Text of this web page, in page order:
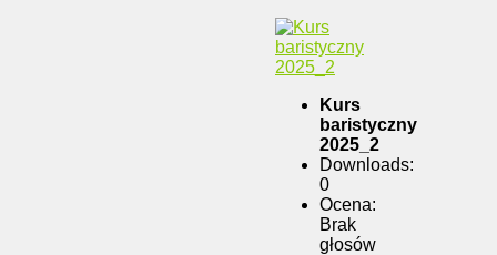
Kurs
baristyczny
2025_2
Downloads:
0
Ocena:
Brak
głosów